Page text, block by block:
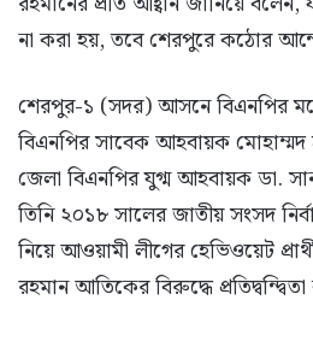
না করা হয়, তবে শেরপুরে কঠোর
শেরপুর-১ (সদর) আসনে বিএনপির
বিএনপির সাবেক আহবায়ক
জেলা বিএনপির যুগ্ম আহবায়ক ডা.
তিনি ২০১৮ সালের জাতীয় সংসদ
নিয়ে আওয়ামী লীগের হেভিওয়েট
রহমান আতিকের বিরুদ্ধে